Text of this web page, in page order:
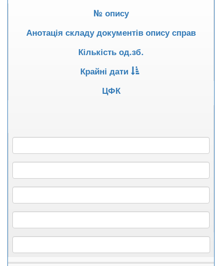
№ опису
Анотація складу документів опису справ
Кількість од.зб.
Крайні дати
ЦФК